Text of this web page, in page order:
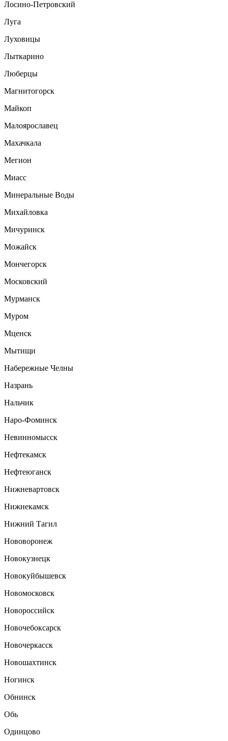
Лосино-Петровский
Луга
Луховицы
Лыткарино
Люберцы
Магнитогорск
Майкоп
Малоярославец
Махачкала
Мегион
Миасс
Минеральные Воды
Михайловка
Мичуринск
Можайск
Мончегорск
Московский
Мурманск
Муром
Мценск
Мытищи
Набережные Челны
Назрань
Нальчик
Наро-Фоминск
Невинномысск
Нефтекамск
Нефтеюганск
Нижневартовск
Нижнекамск
Нижний Тагил
Нововоронеж
Новокузнецк
Новокуйбышевск
Новомосковск
Новороссийск
Новочебоксарск
Новочеркасск
Новошахтинск
Ногинск
Обнинск
Обь
Одинцово